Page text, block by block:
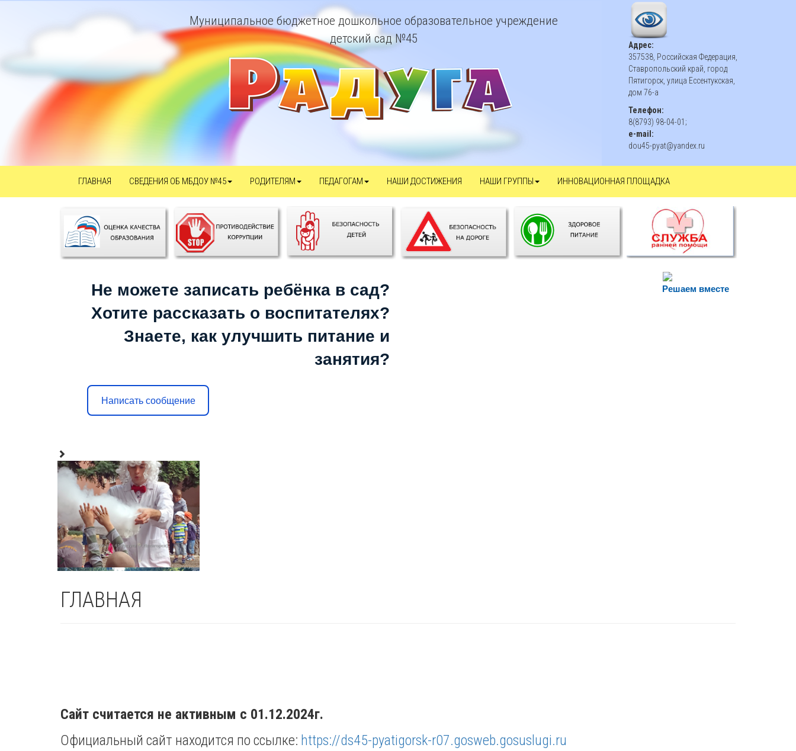
Муниципальное бюджетное дошкольное образовательное учреждение
детский сад №45
Адрес:
357538, Российская Федерация,
Ставропольский край, город
Пятигорск, улица Ессентукская,
дом 76-а
Телефон:
8(8793) 98-04-01;
e-mail:
dou45-pyat@yandex.ru
ГЛАВНАЯ СВЕДЕНИЯ ОБ МБДОУ №45 РОДИТЕЛЯМ ПЕДАГОГАМ НАШИ ДОСТИЖЕНИЯ НАШИ ГРУППЫ ИННОВАЦИОННАЯ ПЛОЩАДКА
Решаем вместе
Не можете записать ребёнка в сад?
Хотите рассказать о воспитателях?
Знаете, как улучшить питание и
занятия?
Написать сообщение
ГЛАВНАЯ
Сайт считается не активным с 01.12.2024г.
Официальный сайт находится по ссылке: https://ds45-pyatigorsk-r07.gosweb.gosuslugi.ru